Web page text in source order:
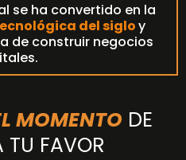
se ha convertido en la
del sigloy
de construir negocios
MOMENTO DE
TU FAVOR